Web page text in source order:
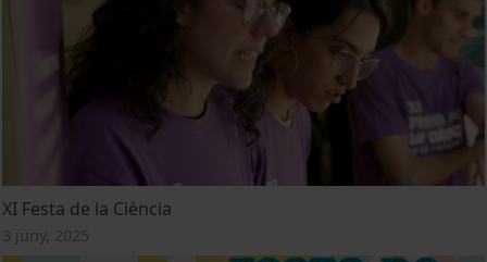
XI Festa de la Ciència
3 juny, 2025